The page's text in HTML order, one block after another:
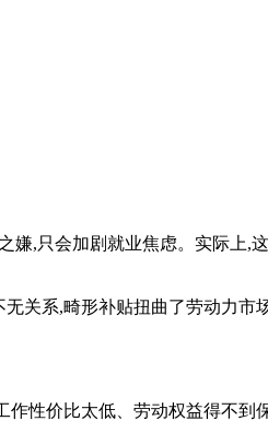
嫌,只会加剧就业焦虑。实际上,
关系,畸形补贴扭曲了劳动力市
作性价比太低、劳动权益得不到